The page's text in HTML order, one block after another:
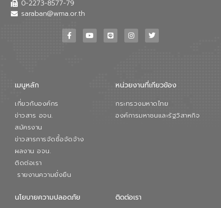
0-2273-8577-79
saraban@wma.or.th
เมนูหลัก
เกี่ยวกับองค์กร
ข่าวสาร อจน.
สมัครงาน
ข่าวสารการจัดซื้อจัดจ้าง
ผลงาน อจน.
ติดต่อเรา
รายงานความยั่งยืน
หน่วยงานที่เกียวข้อง
กระทรวงมหาดไทย
องค์การมหาชนและรัฐวิสาหกิจ
นโยบายความปลอดภัย ติดต่อเรา